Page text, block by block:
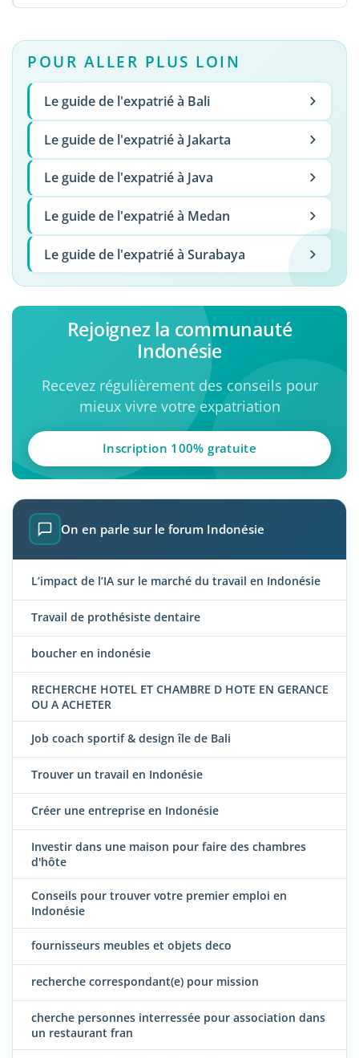
POUR ALLER PLUS LOIN
Le guide de l'expatrié à Bali
Le guide de l'expatrié à Jakarta
Le guide de l'expatrié à Java
Le guide de l'expatrié à Medan
Le guide de l'expatrié à Surabaya
Rejoignez la communauté
Indonésie
Recevez régulièrement des conseils pour
mieux vivre votre expatriation
Inscription 100% gratuite
On en parle sur le forum Indonésie
L’impact de l’IA sur le marché du travail en Indonésie
Travail de prothésiste dentaire
boucher en indonésie
RECHERCHE HOTEL ET CHAMBRE D HOTE EN GERANCE
OU A ACHETER
Job coach sportif & design île de Bali
Trouver un travail en Indonésie
Créer une entreprise en Indonésie
Investir dans une maison pour faire des chambres
d'hôte
Conseils pour trouver votre premier emploi en
Indonésie
fournisseurs meubles et objets deco
recherche correspondant(e) pour mission
cherche personnes interressée pour association dans
un restaurant fran